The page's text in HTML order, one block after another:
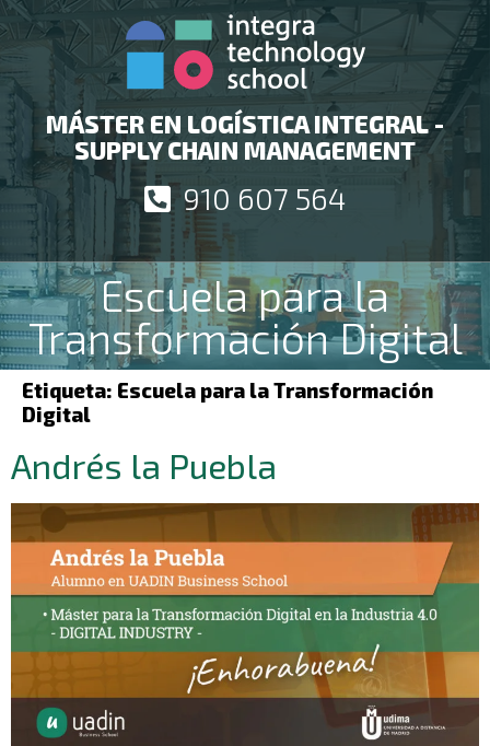
MÁSTER EN LOGÍSTICA INTEGRAL -
SUPPLY CHAIN MANAGEMENT
910 607 564
Escuela para la
Transformación Digital
Etiqueta: Escuela para la Transformación
Digital
Andrés la Puebla